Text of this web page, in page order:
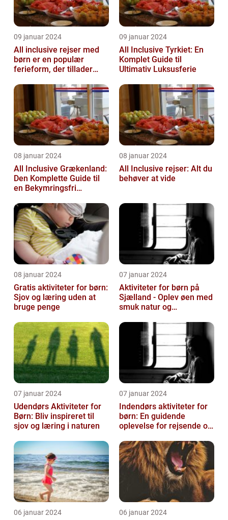
09 januar 2024
All inclusive rejser med
børn er en populær
ferieform, der tillader
afslappende ...
09 januar 2024
All Inclusive Tyrkiet: En
Komplet Guide til
Ultimativ Luksusferie
08 januar 2024
All Inclusive Grækenland:
Den Komplette Guide til
en Bekymringsfri
08 januar 2024
All Inclusive rejser: Alt du
behøver at vide
08 januar 2024
Gratis aktiviteter for børn:
Sjov og læring uden at
bruge penge
07 januar 2024
Aktiviteter for børn på
Sjælland - Oplev øen med
smuk natur og
07 januar 2024
Udendørs Aktiviteter for
Børn: Bliv inspireret til
sjov og læring i naturen
07 januar 2024
Indendørs aktiviteter for
børn: En guidende
oplevelse for rejsende og
06 januar 2024 06 januar 2024